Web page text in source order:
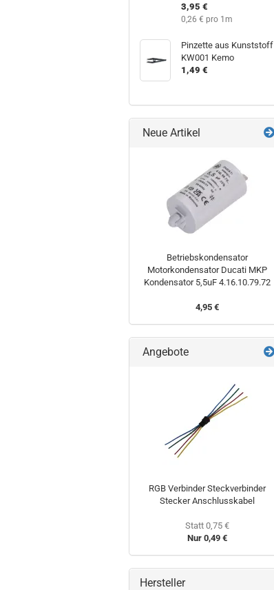
3,95 €
0,26 € pro 1m
Pinzette aus Kunststoff
KW001 Kemo
1,49 €
Neue Artikel
Betriebskondensator
Motorkondensator Ducati MKP
Kondensator 5,5uF 4.16.10.79.72
4,95 €
Angebote
RGB Verbinder Steckverbinder
Stecker Anschlusskabel
Statt 0,75 €
Nur 0,49 €
Hersteller